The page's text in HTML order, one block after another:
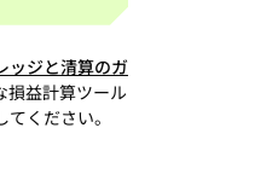
ッジと清算のガ
損益計算ツール
ください。